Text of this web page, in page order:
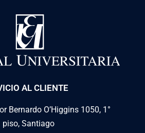
AL CLIENTE
Bernardo O’Higgins 1050, 1°
piso, Santiago